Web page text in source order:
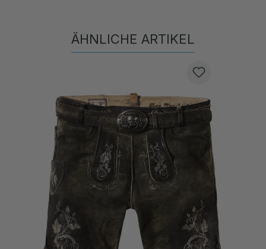
Produktgalerie überspringen